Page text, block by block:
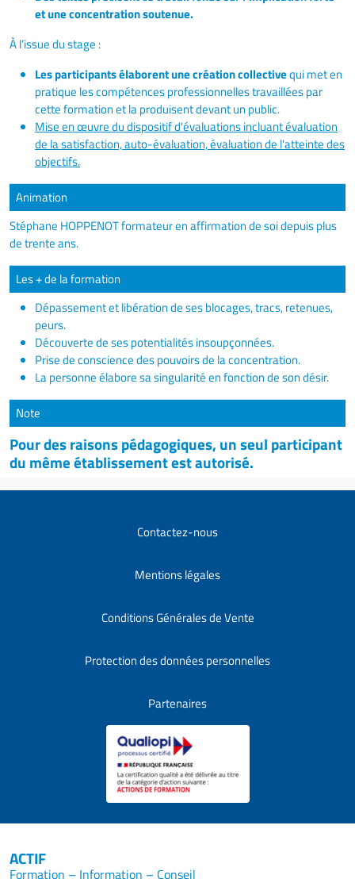
et une concentration soutenue.
À l’issue du stage :
Les participants élaborentune création collectivequi met en
pratique les compétences professionnelles travaillées par
cette formation et la produisent devant un public.
Mise en œuvre du dispositif d'évaluations incluant évaluation
de la satisfaction, auto-évaluation, évaluation de l'atteinte des
objectifs.
Animation
Stéphane HOPPENOT formateur en affirmation de soi depuis plus
de trente ans.
Les + de la formation
Dépassement et libération de ses blocages, tracs, retenues,
peurs.
Découverte de ses potentialités insoupçonnées.
Prise de conscience des pouvoirs de la concentration.
La personne élabore sa singularité en fonction de son désir.
Note
Pour des raisons pédagogiques, un seul participant
du même établissement est autorisé.
Contactez-nous
Mentions légales
Conditions Générales de Vente
Protection des données personnelles
Partenaires
ACTIF
Formation – Information – Conseil